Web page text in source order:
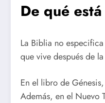
De qué
La Biblia no
que vive después de
En el libro de
Además, en el Nuevo